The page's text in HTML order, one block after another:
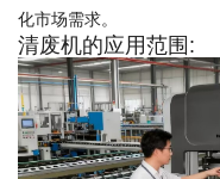
化市场需求。
清废机的应用范围: